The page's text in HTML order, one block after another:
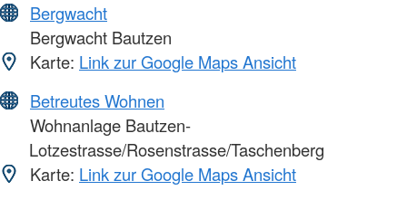
Bergwacht
Bergwacht Bautzen
Karte: Link zur Google Maps Ansicht
Betreutes Wohnen
Wohnanlage Bautzen-
Lotzestrasse/Rosenstrasse/Taschenberg
Karte: Link zur Google Maps Ansicht